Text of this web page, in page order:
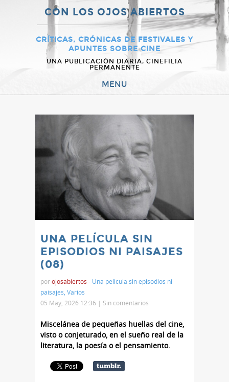
CON LOS OJOS ABIERTOS
CRÍTICAS, CRÓNICAS DE FESTIVALES Y
APUNTES SOBRE CINE
UNA PUBLICACIÓN DIARIA, CINEFILIA
PERMANENTE
MENU
UNA PELÍCULA SIN
EPISODIOS NI PAISAJES
(08)
porojosabiertos - Una pelicula sin episodios ni
paisajes Varios
05 May, 2026 12:36 | Sin comentarios
Miscelánea de pequeñas huellas del cine,
visto o conjeturado, en el sueño real de la
literatura, la poesía o el pensamiento.